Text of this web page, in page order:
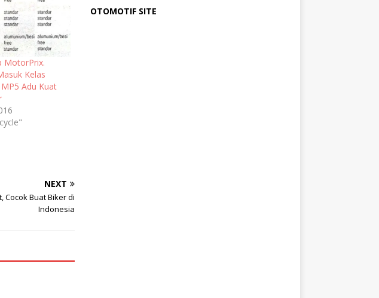
MotorPrix.
Kelas
Adu Kuat
NEXT
Cocok Buat Biker di
Indonesia
OTOMOTIF SITE